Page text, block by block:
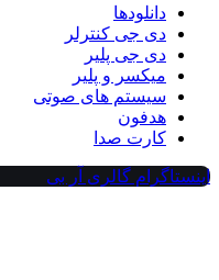
دانلودها
دی جی کنترلر
دی جی پلیر
میکسر و پلیر
سیستم های صوتی
هدفون
کارت صدا
اینستاگرام گالری آر بی